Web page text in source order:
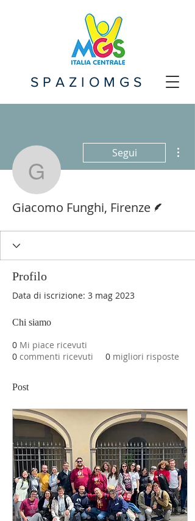
SPAZIOMGS
Giacomo
Segui
Giacomo Funghi, Firenze
Profilo
Data di iscrizione: 3 mag 2023
Chi siamo
0 Mi piace ricevuti
0 commenti ricevuti 0 migliori risposte
Post